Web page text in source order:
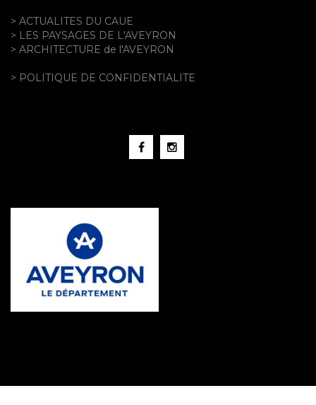
> ACTUALITES DU CAUE
> LES PAYSAGES DE L'AVEYRON
> ARCHITECTURE de l'AVEYRON
> POLITIQUE DE CONFIDENTIALITE